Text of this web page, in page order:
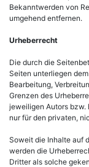
Bekanntwerden von
umgehend entfernen.
Urheberrecht
Die durch die
Seiten unterliegen
Bearbeitung,
Grenzen des
jeweiligen Autors bzw.
nur für den privaten,
Soweit die Inhalte auf
werden die
Dritter als solche